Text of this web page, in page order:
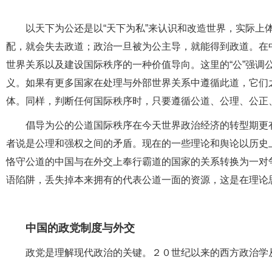
以天下为公还是以“天下为私”来认识和改造世界，实际
配，就会失去政道；政治一旦被为公主导，就能得到政道。
世界关系以及建设国际秩序的一种价值导向。这里的“公”强
义。如果有更多国家在处理与外部世界关系中遵循此道，它
体。同样，判断任何国际秩序时，只要遵循公道、公理、公
倡导为公的公道国际秩序在今天世界政治经济的转型期
者说是公理和强权之间的矛盾。现在的一些理论和舆论以历
恪守公道的中国与在外交上奉行霸道的国家的关系转换为一
语陷阱，丢失掉本来拥有的代表公道一面的资源，这是在理
中国的政党制度与外交
政党是理解现代政治的关键。２０世纪以来的西方政治